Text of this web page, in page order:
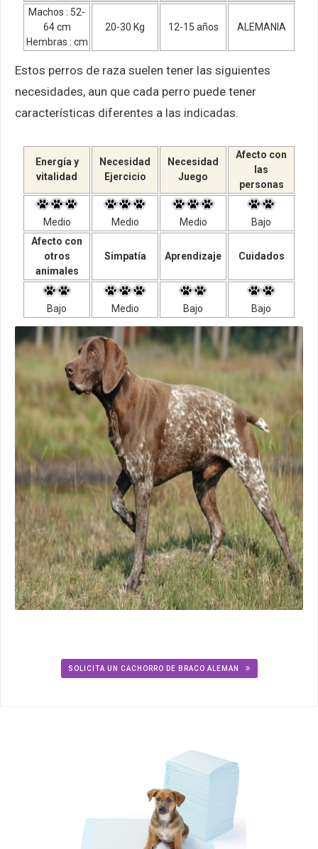
Machos : 52-
64 cm
Hembras : cm
20-30 Kg 12-15 años ALEMANIA
Estos perros de raza suelen tener las siguientes
necesidades, aun que cada perro puede tener
características diferentes a las indicadas.
Energía y
vitalidad
Necesidad
Ejercicio
Necesidad
Juego
Afecto con
las
personas
Medio Medio Medio
Bajo
Afecto con
otros
animales
Simpatía Aprendizaje Cuidados
Bajo Medio Bajo Bajo
SOLICITA UN CACHORRO DE BRACO ALEMAN